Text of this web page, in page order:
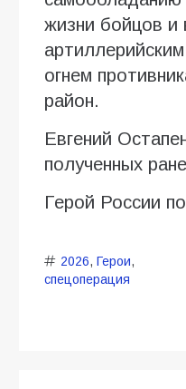
жизни бойцов и
огнем
район.
Евгений
полученных
Герой России
2026, Герои,
спецоперация